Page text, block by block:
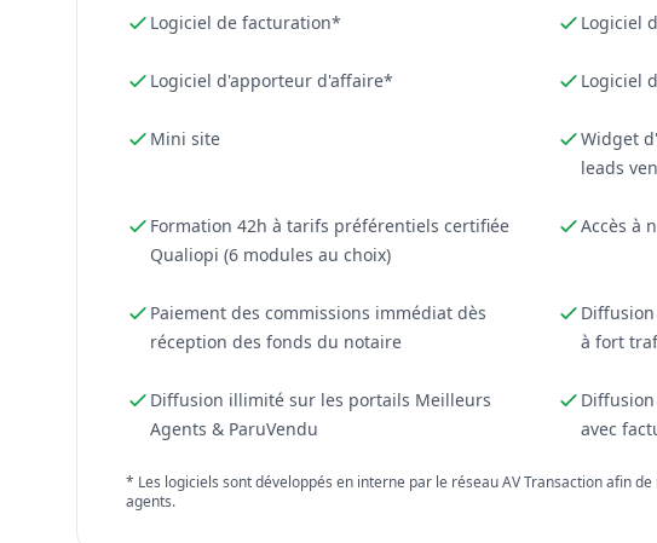
Logiciel de facturation* Logiciel
Logiciel d'apporteur d'affaire* Logiciel
Mini site
Widget
leads
Formation 42h à tarifs préférentiels certifiée
Qualiopi (6 modules au choix)
Accès à
Paiement des commissions immédiat dès
réception des fonds du notaire
à fort
Diffusion illimité sur les portails Meilleurs
Agents & ParuVendu
avec
* Les logiciels sont développés en interne par le réseau AV Transaction afin
agents.